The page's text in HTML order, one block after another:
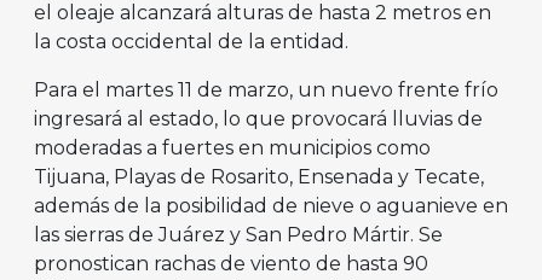
el oleaje alcanzará alturas de hasta 2 metros en
la costa occidental de la entidad.
Para el martes 11 de marzo, un nuevo frente frío
ingresará al estado, lo que provocará lluvias de
moderadas a fuertes en municipios como
Tijuana, Playas de Rosarito, Ensenada y Tecate,
además de la posibilidad de nieve o aguanieve en
las sierras de Juárez y San Pedro Mártir. Se
pronostican rachas de viento de hasta 90